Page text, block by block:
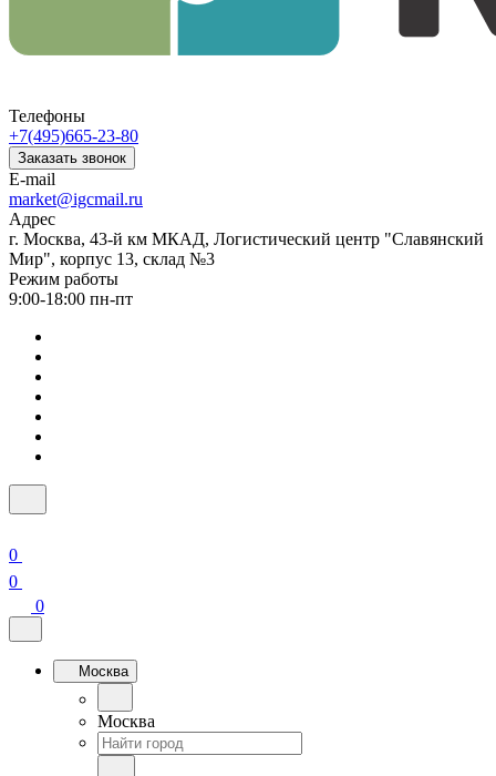
Телефоны
+7(495)665-23-80
Заказать звонок
E-mail
market@igcmail.ru
Адрес
г. Москва, 43-й км МКАД, Логистический центр "Славянский
Мир", корпус 13, склад №3
Режим работы
9:00-18:00 пн-пт
0
0
0
Москва
Москва